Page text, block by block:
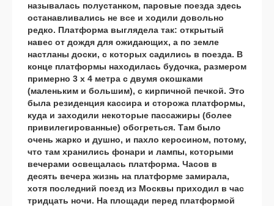
называлась полустанком, паровые поезда здесь
останавливались не все и ходили довольно
редко. Платформа выглядела так: открытый
навес от дождя для ожидающих, а по земле
настланы доски, с которых садились в поезда. В
конце платформы находилась будочка, размером
примерно 3 х 4 метра с двумя окошками
(маленьким и большим), с кирпичной печкой. Это
была резиденция кассира и сторожа платформы,
куда и заходили некоторые пассажиры (более
привилегированные) обогреться. Там было
очень жарко и душно, и пахло керосином, потому,
что там хранились фонари и лампы, которыми
вечерами освещалась платформа. Часов в
десять вечера жизнь на платформе замирала,
хотя последний поезд из Москвы приходил в час
тридцать ночи. На площади перед платформой